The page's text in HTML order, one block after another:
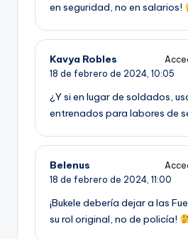
en seguridad, no en salarios!
Kavya Robles
18 de febrero de 2024, 10:05
¿Y si en lugar de soldados,
entrenados para labores de
Belenus
18 de febrero de 2024, 11:00
¡Bukele debería dejar a las
su rol original, no de policía!